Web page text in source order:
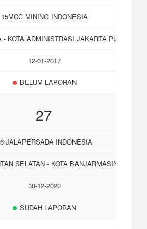
15MCC MINING INDONESIA
KOTA ADMINISTRASI JAKARTA PUSAT
12-01-2017
BELUM LAPORAN
27
JALAPERSADA INDONESIA
SELATAN - KOTA BANJARMASIN
30-12-2020
SUDAH LAPORAN